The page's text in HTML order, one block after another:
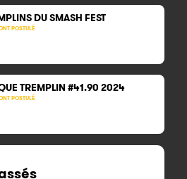
DU SMASH FEST
POSTULÉ
TREMPLIN #41.90 2024
POSTULÉ